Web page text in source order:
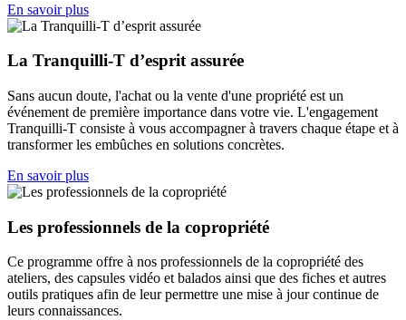
En savoir plus
La Tranquilli-T d’esprit assurée
Sans aucun doute, l'achat ou la vente d'une propriété est un
événement de première importance dans votre vie. L'engagement
Tranquilli-T consiste à vous accompagner à travers chaque étape et à
transformer les embûches en solutions concrètes.
En savoir plus
Les professionnels de la copropriété
Ce programme offre à nos professionnels de la copropriété des
ateliers, des capsules vidéo et balados ainsi que des fiches et autres
outils pratiques afin de leur permettre une mise à jour continue de
leurs connaissances.